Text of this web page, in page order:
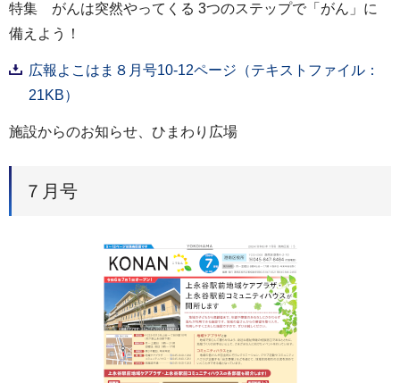
特集 がんは突然やってくる 3つのステップで「がん」に
備えよう！
広報よこはま８月号10-12ページ（テキストファイル：
21KB）
施設からのお知らせ、ひまわり広場
７月号